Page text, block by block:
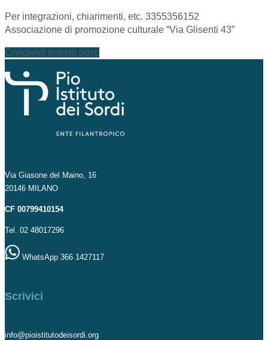
Per integrazioni, chiarimenti, etc. 3355356152
Associazione di promozione culturale “Via Glisenti 43”
Condividi questo post:
Via Giasone del Maino, 16
20146 MILANO
CF 00799410154
Tel. 02 48017296
WhatsApp 366 1427117
Scrivici
info@pioistitutodeisordi.org